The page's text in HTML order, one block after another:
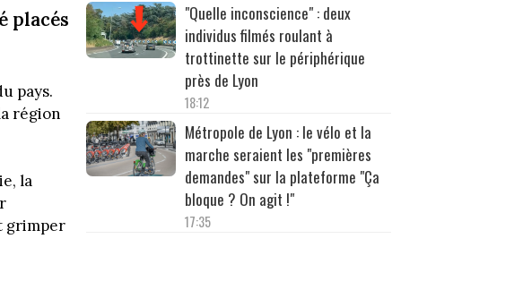
placés
pays.
région
la
grimper
"Quelle inconscience" : deux
individus filmés roulant à
trottinette sur le périphérique
près de Lyon
18:12
Métropole de Lyon : le vélo et la
marche seraient les "premières
demandes" sur la plateforme "Ça
bloque ? On agit !"
17:35